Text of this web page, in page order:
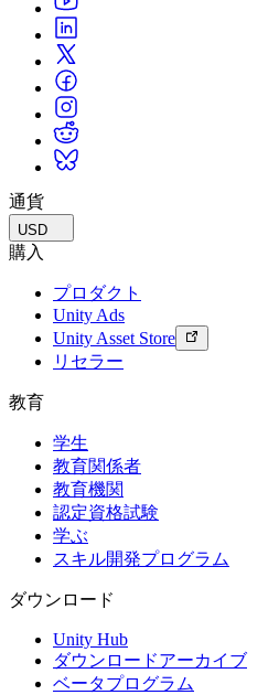
LiveOps
ローンチ後のインサイトとライブ
成長
詳しく見る
発見され、モバイルユーザーを獲
ストアとD2C全体でIAPを管理
収益化
Unity で宣伝
Unity で収益化
活用事例
モバイルゲーム
Unity でモバイル向けヒット作を
インディーゲーム
少人数のチームで大規模なゲーム
XR ゲーム
XR ゲームを複数プラットフォー
マルチプレイヤーゲーム
マルチプレイヤーゲーム制作を簡
小売
店内体験をオンライン体験に変換
自動車
イノベーションと車内体験を促進
すべての業界を見る
ケーススタディ
実際の成功事例
ベストプラクティスガイド
専門家のヒントとコツ
デモ
デモ、サンプル、ビルディングブ
すべてのリソース
新機能
ブログ
更新情報、情報、技術的ヒント
お知らせ
ニュース、ストーリー、プレスセ
Unity Awards
世界中のUnityクリエイターを祝う
ハウツーガイド
実用的なヒントとベストプラクテ
教育
学生向け
キャリアをスタートさせる
教育を大幅に強化
教育機関向けライセンス
認定教材
Unityのマスタリーを証明する
通貨
USD
購入
プロダクト
Unity Ads
Unity Asset Store
リセラー
教育
学生
教育関係者
教育機関
認定資格試験
学ぶ
スキル開発プログラム
ダウンロード
Unity Hub
ダウンロードアーカイブ
ベータプログラム